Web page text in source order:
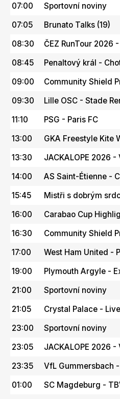
07:00
Sportovní noviny
07:05
Brunato Talks (19)
08:30
ČEZ RunTour 2026
08:45
Penaltový král -
09:00
Community Shield
09:30
Lille OSC - Stade
11:10
PSG - Paris FC
13:00
GKA Freestyle Kite
13:30
JACKALOPE 2026 -
14:00
AS Saint-Étienne -
15:45
Mistři s dobrým
16:00
Carabao Cup
16:30
Community Shield
17:00
West Ham United -
19:00
Plymouth Argyle -
21:00
Sportovní noviny
21:05
Crystal Palace -
23:00
Sportovní noviny
23:05
JACKALOPE 2026 -
23:35
VfL Gummersbach -
01:00
SC Magdeburg -